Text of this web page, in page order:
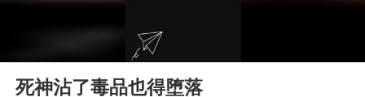
宇树科技中一签需缴款7.54万元
Play
死神沾了毒品也得堕落